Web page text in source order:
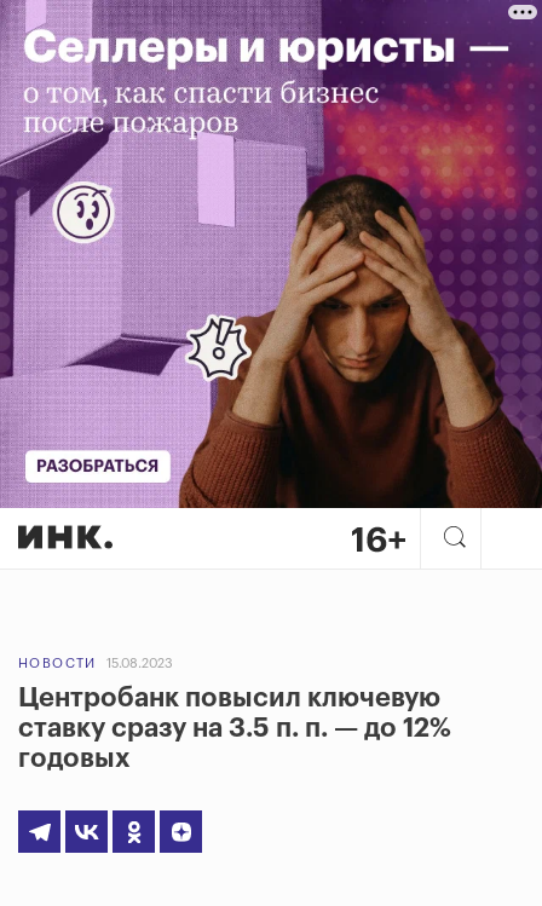
НОВОСТИ 15.08.2023
Центробанк повысил ключевую
ставку сразу на 3.5 п. п. — до 12%
годовых